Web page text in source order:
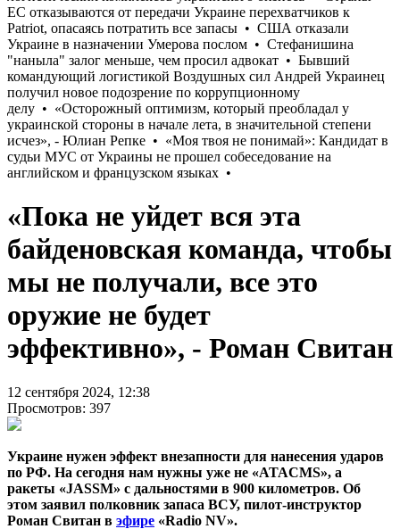
«Пока не уйдет вся эта
байденовская команда, чтобы
мы не получали, все это
оружие не будет
эффективно», - Роман Свитан
12 сентября 2024, 12:38
Просмотров: 397
Украине нужен эффект внезапности для нанесения ударов
по РФ. На сегодня нам нужны уже не «ATACMS», а
ракеты «JASSM» с дальностями в 900 километров. Об
этом заявил полковник запаса ВСУ, пилот-инструктор
Роман Свитан в эфире «Radio NV».